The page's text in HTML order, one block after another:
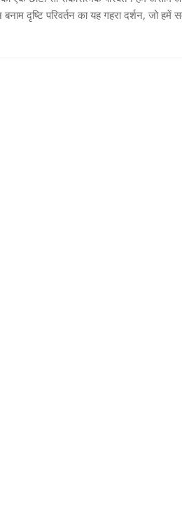
दृष्टि परिवर्तन का यह गहरा दर्शन, जो हमें